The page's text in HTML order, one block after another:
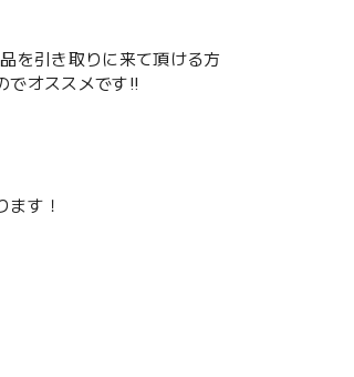
を引き取りに来て頂ける方
でオススメです‼️
す！